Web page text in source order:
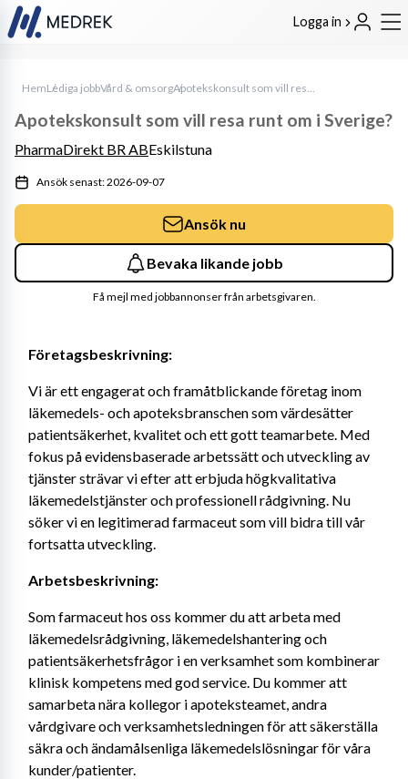
Logga in
HemLediga jobbVård & omsorg Apotekskonsult som vill resa runt om i Sverige?
Företagsbeskrivning:
Vi är ett engagerat och framåtblickande företag inom
läkemedels- och apoteksbranschen som värdesätter
patientsäkerhet, kvalitet och ett gott teamarbete. Med
fokus på evidensbaserade arbetssätt och utveckling av
tjänster strävar vi efter att erbjuda högkvalitativa
läkemedelstjänster och professionell rådgivning. Nu
söker vi en legitimerad farmaceut som vill bidra till vår
fortsatta utveckling.
Arbetsbeskrivning:
Som farmaceut hos oss kommer du att arbeta med
läkemedelsrådgivning, läkemedelshantering och
patientsäkerhetsfrågor i en verksamhet som kombinerar
klinisk kompetens med god service. Du kommer att
samarbeta nära kollegor i apoteksteamet, andra
vårdgivare och verksamhetsledningen för att säkerställa
säkra och ändamålsenliga läkemedelslösningar för våra
kunder/patienter.
Apotekskonsult som vill resa runt om i Sverige?
PharmaDirekt BR ABEskilstuna
Ansök senast: 2026-09-07
Ansök nu
Bevaka likande jobb
Få mejl med jobbannonser från arbetsgivaren.